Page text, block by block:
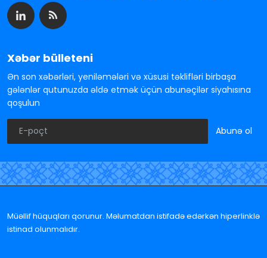
Xəbər bülleteni
Ən son xəbərləri, yeniləmələri və xüsusi təklifləri birbaşa
gələnlər qutunuzda əldə etmək üçün abunəçilər siyahısına
qoşulun
Abunə ol
Müəllif hüquqları qorunur. Məlumatdan istifadə edərkən hiperlinklə
istinad olunmalıdır.